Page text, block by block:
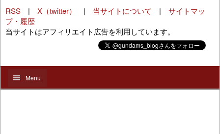
RSS | X（twitter） | 当サイトについて | サイトマッ
プ・履歴
当サイトはアフィリエイト広告を利用しています。
Menu